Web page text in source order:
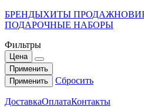
БРЕНДЫХИТЫ ПРОДАЖ
ПОДАРОЧНЫЕ НАБОРЫ
Фильтры
Цена
Применить
Применить
Сбросить
ДоставкаОплатаКонтакты